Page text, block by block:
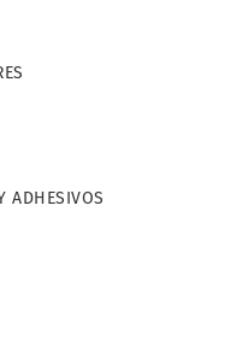
ADHESIVOS